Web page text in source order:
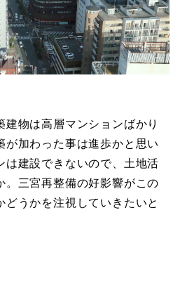
建物は高層マンションばかり
が加わった事は進歩かと思い
は建設できないので、土地活
。三宮再整備の好影響がこの
どうかを注視していきたいと